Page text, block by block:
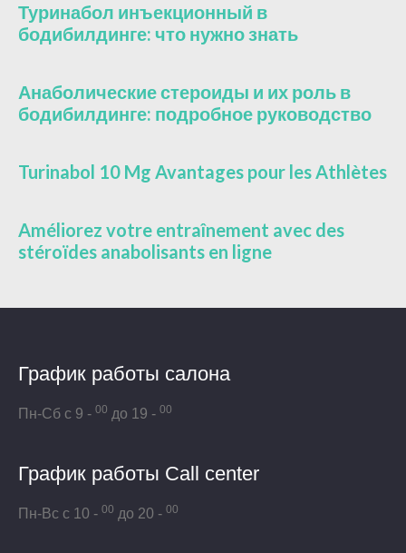
Туринабол инъекционный в
бодибилдинге: что нужно знать
Анаболические стероиды и их роль в
бодибилдинге: подробное руководство
Turinabol 10 Mg Avantages pour les Athlètes
Améliorez votre entraînement avec des
stéroïdes anabolisants en ligne
График работы салона
Пн-Сб с 9 - 00 до 19 - 00
График работы Call center
Пн-Вс с 10 - 00 до 20 - 00